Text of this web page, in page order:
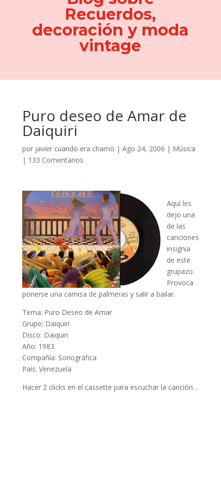
Recuerdos,
decoración y moda
vintage
Puro deseo de Amar de
Daiquiri
por javier cuando era chamo | Ago 24, 2006 | Música
| 133 Comentarios
Aquí les
dejo una
de las
canciones
insignia
de este
grupazo.
Provoca
ponerse una camisa de palmeras y salir a bailar.
Tema: Puro Deseo de Amar
Grupo: Daiquiri
Disco: Daiquiri
Año: 1983
Compañía: Sonográfica
País: Venezuela
Hacer 2 clicks en el cassette para escuchar la canción…